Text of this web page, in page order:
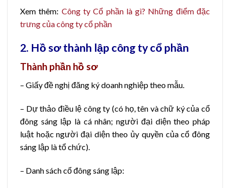
Xem thêm: Công ty Cổ phần là gì? Những điểm đặc
trưng của công ty cổ phần
2. Hồ sơ thành lập công ty cổ phần
Thành phần hồ sơ
– Giấy đề nghị đăng ký doanh nghiệp theo mẫu.
– Dự thảo điều lệ công ty (có họ, tên và chữ ký của cổ
đông sáng lập là cá nhân; người đại diện theo pháp
luật hoặc người đại diện theo ủy quyền của cổ đông
sáng lập là tổ chức).
– Danh sách cổ đông sáng lập: